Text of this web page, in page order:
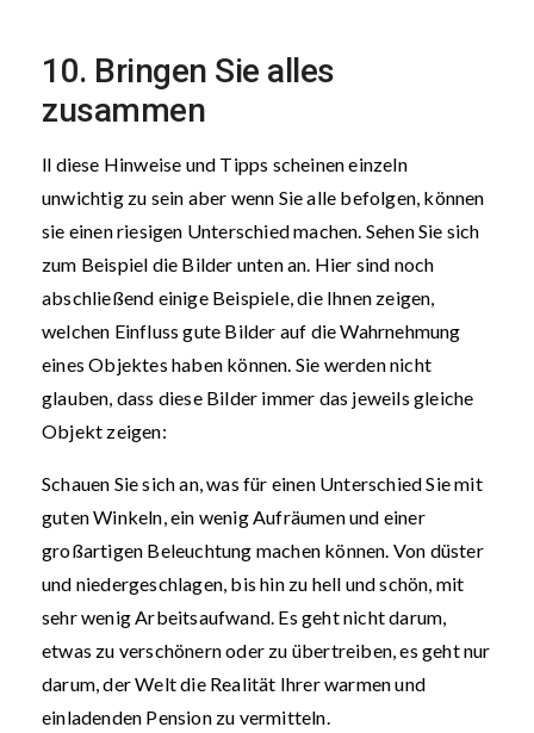
10. Bringen Sie alles
zusammen
ll diese Hinweise und Tipps scheinen einzeln
unwichtig zu sein aber wenn Sie alle befolgen, können
sie einen riesigen Unterschied machen. Sehen Sie sich
zum Beispiel die Bilder unten an. Hier sind noch
abschließend einige Beispiele, die Ihnen zeigen,
welchen Einfluss gute Bilder auf die Wahrnehmung
eines Objektes haben können. Sie werden nicht
glauben, dass diese Bilder immer das jeweils gleiche
Objekt zeigen:
Schauen Sie sich an, was für einen Unterschied Sie mit
guten Winkeln, ein wenig Aufräumen und einer
großartigen Beleuchtung machen können. Von düster
und niedergeschlagen, bis hin zu hell und schön, mit
sehr wenig Arbeitsaufwand. Es geht nicht darum,
etwas zu verschönern oder zu übertreiben, es geht nur
darum, der Welt die Realität Ihrer warmen und
einladenden Pension zu vermitteln.